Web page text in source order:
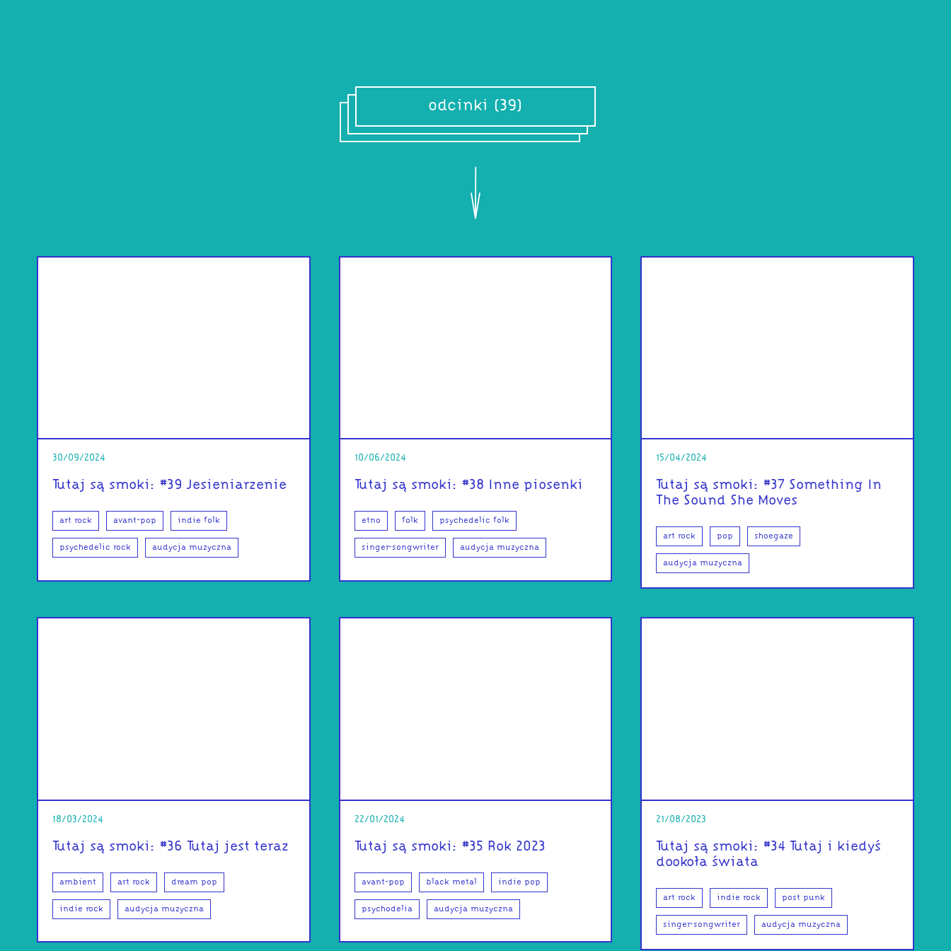
odcinki (39)
30/09/2024
Tutaj są smoki: #39 Jesieniarzenie
art rock avant-pop indie folk
psychedelic rock audycja muzyczna
10/06/2024
Tutaj są smoki: #38 Inne piosenki
etno folk psychedelic folk
singer-songwriter audycja muzyczna
15/04/2024
Tutaj są smoki: #37 Something In
The Sound She Moves
art rock pop shoegaze
audycja muzyczna
18/03/2024
Tutaj są smoki: #36 Tutaj jest teraz
ambient art rock dream pop
indie rock audycja muzyczna
22/01/2024
Tutaj są smoki: #35 Rok 2023
avant-pop black metal indie pop
psychodelia audycja muzyczna
21/08/2023
Tutaj są smoki: #34 Tutaj i kiedyś
dookoła świata
art rock indie rock post punk
singer-songwriter audycja muzyczna